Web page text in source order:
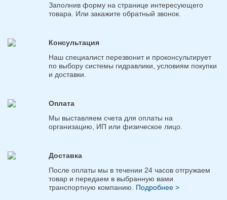
Заполнив форму на странице интересующего
товара. Или закажите обратный звонок.
Консультация
Наш специалист перезвонит и проконсультирует
по выбору системы гидравлики, условиям покупки
и доставки.
Оплата
Мы выставляем счета для оплаты на
организацию, ИП или физическое лицо.
Доставка
После оплаты мы в течении 24 часов отгружаем
товар и передаем в выбранную вами
транспортную компанию. Подробнее >